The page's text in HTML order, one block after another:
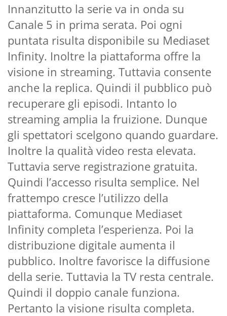
Innanzitutto la serie va in onda su
Canale 5 in prima serata. Poi ogni
puntata risulta disponibile su Mediaset
Infinity. Inoltre la piattaforma offre la
visione in streaming. Tuttavia consente
anche la replica. Quindi il pubblico può
recuperare gli episodi. Intanto lo
streaming amplia la fruizione. Dunque
gli spettatori scelgono quando guardare.
Inoltre la qualità video resta elevata.
Tuttavia serve registrazione gratuita.
Quindi l’accesso risulta semplice. Nel
frattempo cresce l’utilizzo della
piattaforma. Comunque Mediaset
Infinity completa l’esperienza. Poi la
distribuzione digitale aumenta il
pubblico. Inoltre favorisce la diffusione
della serie. Tuttavia la TV resta centrale.
Quindi il doppio canale funziona.
Pertanto la visione risulta completa.